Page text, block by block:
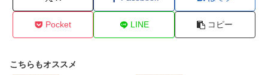
Pocket LINE コピー
こちらもオススメ